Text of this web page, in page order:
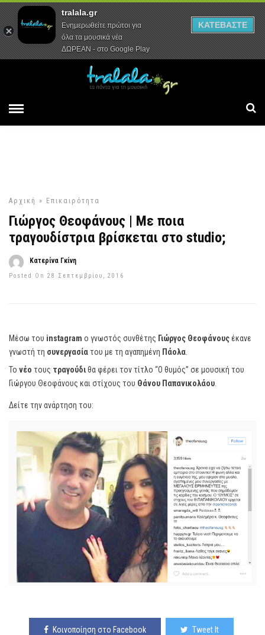
Αρχική Συνεντεύξεις Ρεπορτάζ
Αρχική » Επικαιρότητα
Γιώργος Θεοφάνους | Με ποια
τραγουδίστρια βρίσκεται στο studio;
Κατερίνα Γκίνη
Posted On 28 Σεπτεμβρίου, 2016
Μέσω του instagram o γνωστός συνθέτης Γιώργος Θεοφάνουςέκανε
γνωστή τη συνεργασίατου με τη αγαπημένη Πάολα
Το νέο τους τραγούδιθα φέρει τον τίτλο “Ο θυμός” σε μουσική του
Γιώργου Θεοφάνους και στίχους του Θάνου Παπανικολάου
Δείτε την ανάρτηση του:
Κοινοποίηση στο Facebook Tweet It
tralala.gr
Ενημερωθείτε πρώτοι για
όλα τα μουσικά νέα
ΔΩΡΕΑΝ - στο Google Play
ΚΑΤΕΒΑΣΤΕ